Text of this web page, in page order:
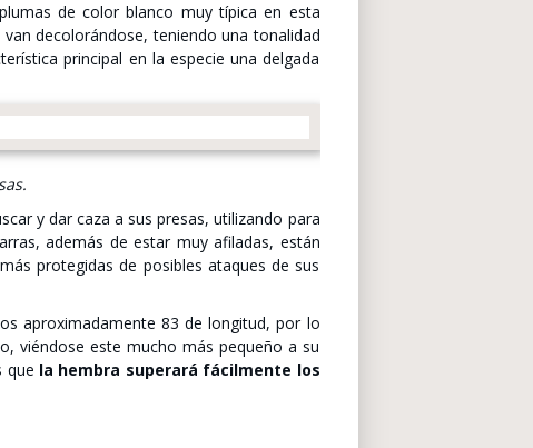
de color blanco muy típica en esta
decolorándose, teniendo una tonalidad
principal en la especie una delgada
y dar caza a sus presas, utilizando para
además de estar muy afiladas, están
protegidas de posibles ataques de sus
aproximadamente 83 de longitud, por lo
viéndose este mucho más pequeño a su
que la hembra superará fácilmente los